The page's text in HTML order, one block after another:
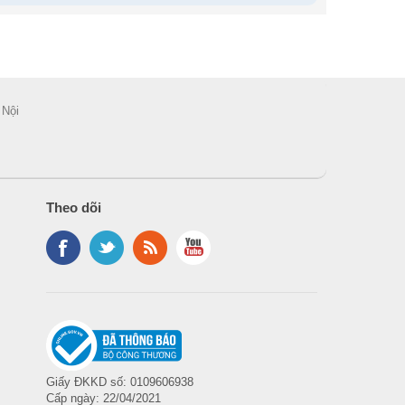
Theo dõi
Giấy ĐKKD số: 0109606938
Cấp ngày: 22/04/2021